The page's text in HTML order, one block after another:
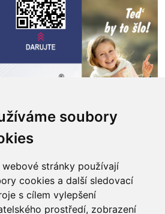
soubory
stránky používají
cookies a další sledovací
s cílem vylepšení
prostředí, zobrazení